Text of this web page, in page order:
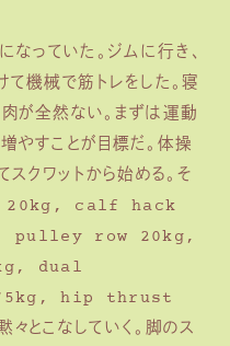
っていた。ジムに行き、
機械で筋トレをした。寝
が全然ない。まずは運動
やすことが目標だ。体操
クワットから始める。そ
20kg, calf hack
pulley row 20kg,
dual
hip thrust
こなしていく。脚のス